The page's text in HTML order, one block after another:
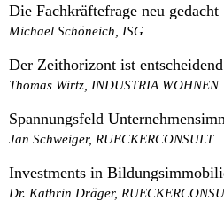
Die Fachkräftefrage neu gedacht
Michael Schöneich, ISG
Der Zeithorizont ist entscheidend
Thomas Wirtz, INDUSTRIA WOHNEN
Spannungsfeld
Jan Schweiger, RUECKERCONSULT
Investments in
Dr. Kathrin Dräger,